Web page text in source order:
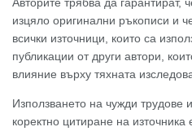
Авторите трябва да гарантират,
изцяло оригинални ръкописи и
всички източници, които са
публикации от други автори,
влияние върху тяхната
Използването на чужди трудове
коректно цитиране на източника